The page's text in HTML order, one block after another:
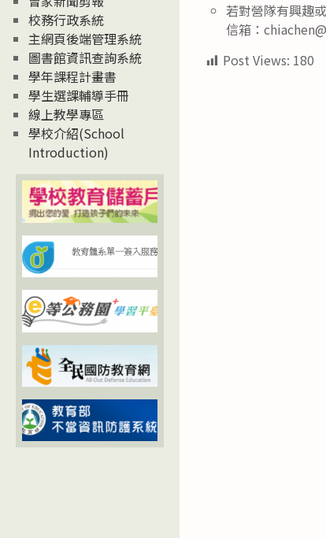
若對營隊有興趣
信箱：
Post Views: 180
校務行政系統
主網頁後端管理系統
圖書館資訊查詢系統
學年課程計畫書
學生選課輔導手冊
線上教學專區
學校介紹(School
Introduction)